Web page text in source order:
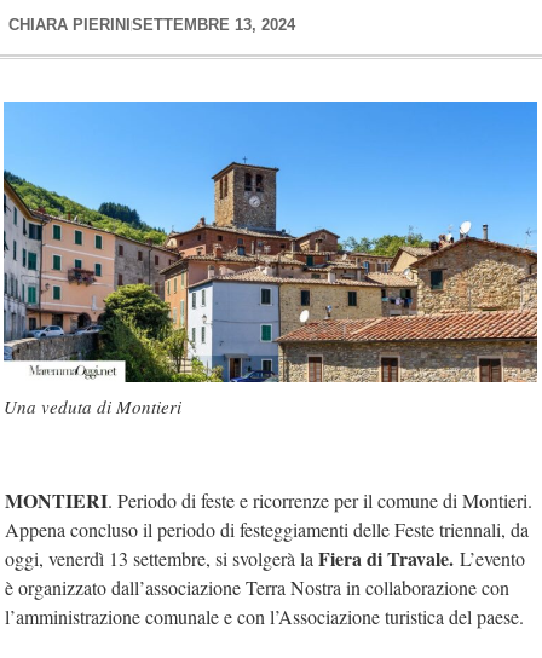
CHIARA PIERINI SETTEMBRE 13, 2024
Una veduta di Montieri
MONTIERI. Periodo di feste e ricorrenze per il comune di Montieri.
Appena concluso il periodo di festeggiamenti delle Feste triennali, da
oggi, venerdì 13 settembre, si svolgerà la Fiera di Travale. L’evento
è organizzato dall’associazione Terra Nostra in collaborazione con
l’amministrazione comunale e con l’Associazione turistica del paese.